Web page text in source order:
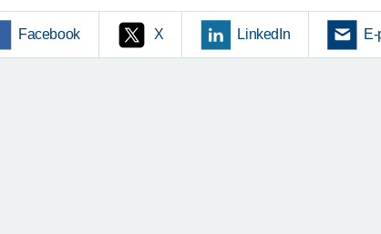
Facebook X LinkedIn